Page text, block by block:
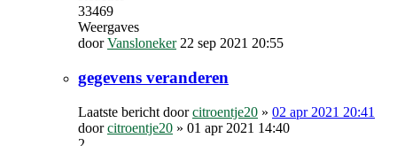
33469
Weergaves
doorVansloneker 22 sep 2021 20:55
gegevens veranderen
Laatste bericht doorcitroentje20 » 02 apr 2021 20:41
doorcitroentje20 » 01 apr 2021 14:40